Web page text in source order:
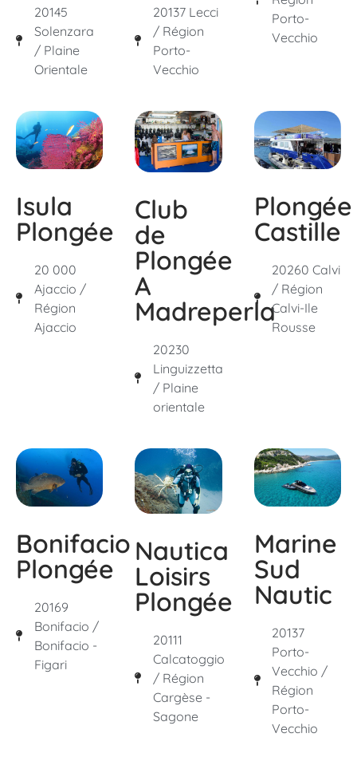
20145
Solenzara
/ Plaine
Orientale
20137 Lecci
/ Région
Porto-
Vecchio
Porto-
Vecchio
Isula
Plongée
20 000
Ajaccio /
Région
Ajaccio
Club
de
Plongée
A
Madreperla
20230
Linguizzetta
/ Plaine
orientale
Plongée
Castille
20260 Calvi
/ Région
Calvi-Ile
Rousse
Bonifacio
Plongée
20169
Bonifacio /
Bonifacio -
Figari
Nautica
Loisirs
Plongée
20111
Calcatoggio
/ Région
Cargèse -
Sagone
Marine
Sud
Nautic
20137
Porto-
Vecchio /
Région
Porto-
Vecchio